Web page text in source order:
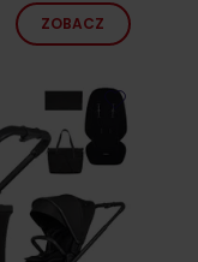
ZOBACZ